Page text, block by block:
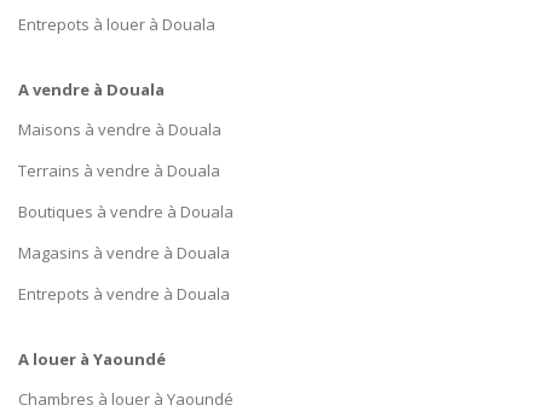
Entrepots à louer à Douala
A vendre à Douala
Maisons à vendre à Douala
Terrains à vendre à Douala
Boutiques à vendre à Douala
Magasins à vendre à Douala
Entrepots à vendre à Douala
A louer à Yaoundé
Chambres à louer à Yaoundé